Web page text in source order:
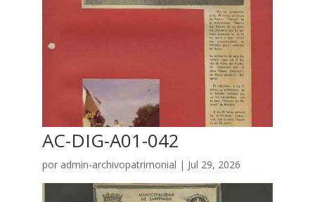
AC-DIG-A01-042
por admin-archivopatrimonial | Jul 29, 2026